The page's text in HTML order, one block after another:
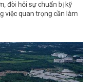
đòi hỏi sự chuẩn bị kỹ
việc quan trọng cần làm